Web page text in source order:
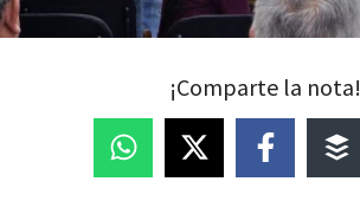
¡Comparte la nota!